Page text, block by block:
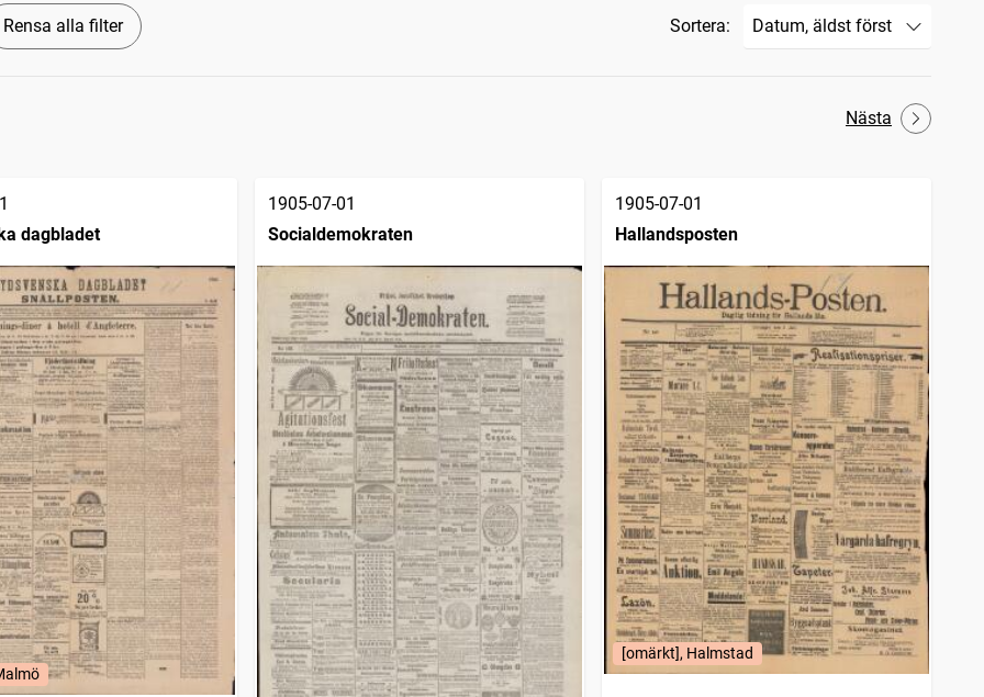
Rensa alla filter Sortera:
Nästa
dagbladet
1905-07-01
Socialdemokraten
1905-07-01
Hallandsposten
[omärkt], Halmstad